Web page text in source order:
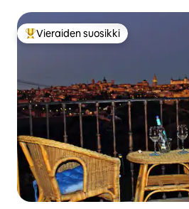
Vieraiden suosikkien parhaimmistoa
Vieraiden suosikki